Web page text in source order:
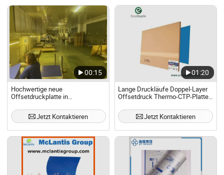
00:15
Hochwertige neue
Offsetdruckplatte in
thermische CTP-Platte
Jetzt Kontaktieren
01:20
Lange Druckläufe Doppel-Layer
Offsetdruck Thermo-CTP-Platte
Jetzt Kontaktieren